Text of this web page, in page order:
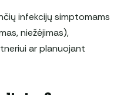
infekcijų simptomams
niežėjimas),
ar planuojant